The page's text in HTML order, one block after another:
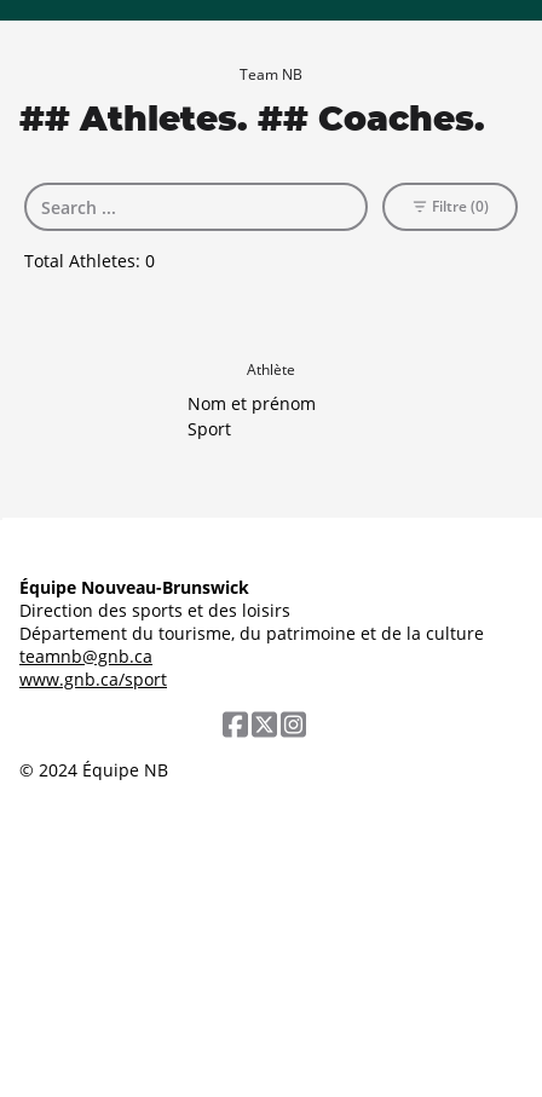
Team NB
## Athletes. ## Coaches.
Total Athletes: 0
Filtre (0)
Athlète
Nom et prénom
Sport
Équipe Nouveau-Brunswick
Direction des sports et des loisirs
Département du tourisme, du patrimoine et de la culture
teamnb@gnb.ca
www.gnb.ca/sport
© 2024 Équipe NB